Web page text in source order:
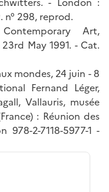
n° 298, reprod.
Art,
May 1991. - Cat.
mondes, 24 juin - 8
Fernand Léger,
Vallauris, musée
: Réunion des
978-2-7118-5977-1 -